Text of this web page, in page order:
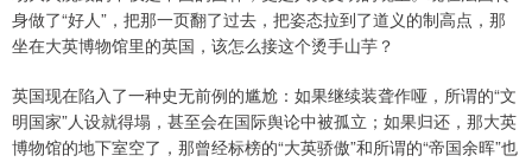
身做了“好人”，把那一页翻了过去，把姿态拉到了道义的制高点，那
坐在大英博物馆里的英国，该怎么接这个烫手山芋？
英国现在陷入了一种史无前例的尴尬：如果继续装聋作哑，所谓的“文
明国家”人设就得塌，甚至会在国际舆论中被孤立；如果归还，那大英
博物馆的地下室空了，那曾经标榜的“大英骄傲”和所谓的“帝国余晖”也